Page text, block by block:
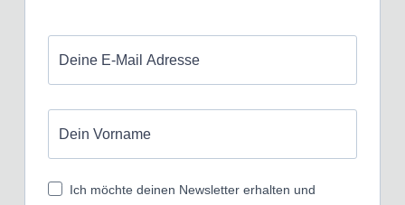
Ich möchte deinen Newsletter erhalten und